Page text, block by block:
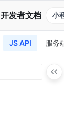
开发者文档 小
JS API 服务